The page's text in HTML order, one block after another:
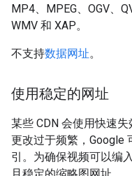
MP4、MPEG、OGV、
WMV 和 XAP。
不支持数据网址。
使用稳定的网址
某些 CDN 会使用快速
更改过于频繁，Google
引。为确保视频可以编